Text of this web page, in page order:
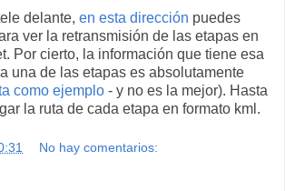
delante, en esta dirección puedes
ver la retransmisión de las etapas en
Por cierto, la información que tiene esa
una de las etapas es absolutamente
como ejemplo - y no es la mejor). Hasta
la ruta de cada etapa en formato kml.
No hay comentarios: